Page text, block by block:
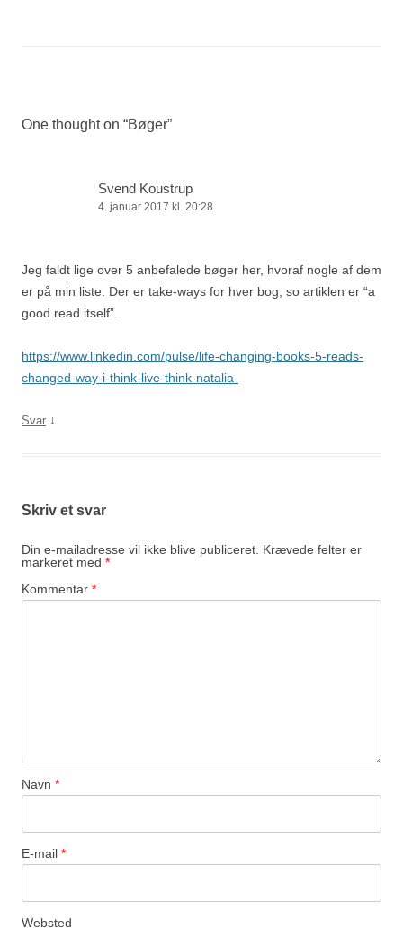
One thought on “Bøger”
Svend Koustrup
4. januar 2017 kl. 20:28
Jeg faldt lige over 5 anbefalede bøger her, hvoraf nogle af dem
er på min liste. Der er take-ways for hver bog, so artiklen er “a
good read itself”.
https://www.linkedin.com/pulse/life-changing-books-5-reads-
changed-way-i-think-live-think-natalia-
Svar ↓
Skriv et svar
Din e-mailadresse vil ikke blive publiceret. Krævede felter er
markeret med *
Kommentar *
Navn *
E-mail *
Websted